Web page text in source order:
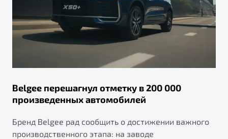
Belgee перешагнул отметку в 200 000
произведенных автомобилей
Бренд Belgee рад сообщить о достижении важного
производственного этапа: на заводе